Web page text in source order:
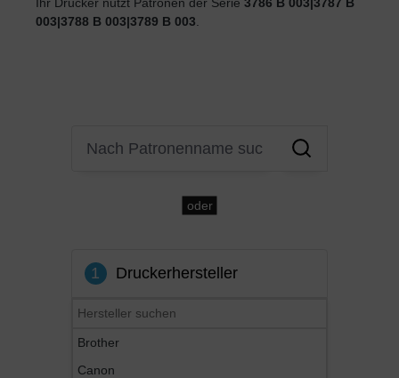
003|3788 B 003|3789 B 003
oder
1 Druckerhersteller
Brother
Canon